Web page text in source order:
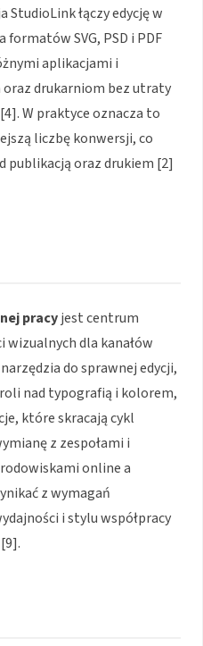
StudioLink łączy edycję w
formatów SVG, PSD i PDF
aplikacjami i
drukarniom bez utraty
W praktyce oznacza to
liczbę konwersji, co
publikacją oraz drukiem [2]
pracyjest centrum
dla kanałów
do sprawnej edycji,
nad typografią i kolorem,
które skracają cykl
z zespołami i
online a
z wymagań
i stylu współpracy